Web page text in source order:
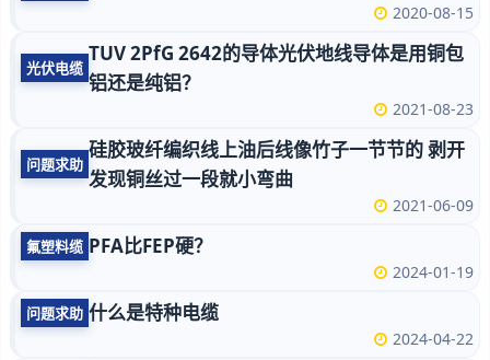
2020-08-15
光伏电缆
TUV 2PfG 2642的导体光伏地线导体是用铜包
铝还是纯铝？
2021-08-23
问题求助
硅胶玻纤编织线上油后线像竹子一节节的 剥开
发现铜丝过一段就小弯曲
2021-06-09
氟塑料缆 PFA比FEP硬？
2024-01-19
问题求助 什么是特种电缆
2024-04-22